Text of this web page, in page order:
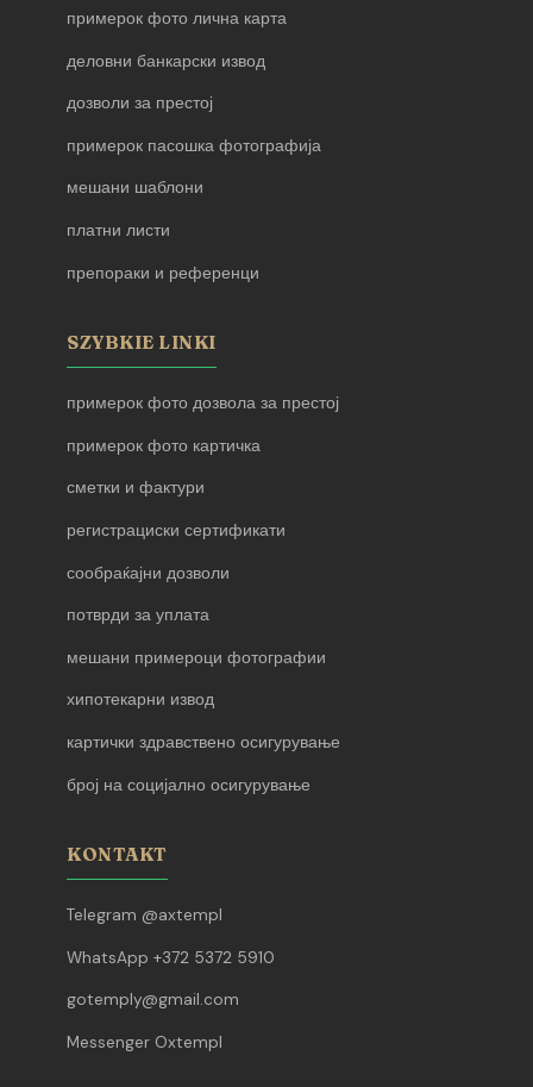
примерок фото лична карта
деловни банкарски извод
дозволи за престој
примерок пасошка фотографија
мешани шаблони
платни листи
препораки и референци
SZYBKIE LINKI
примерок фото дозвола за престој
примерок фото картичка
сметки и фактури
регистрациски сертификати
сообраќајни дозволи
потврди за уплата
мешани примероци фотографии
хипотекарни извод
картички здравствено осигурување
број на социјално осигурување
KONTAKT
Telegram @axtempl
WhatsApp +372 5372 5910
gotemply@gmail.com
Messenger Oxtempl